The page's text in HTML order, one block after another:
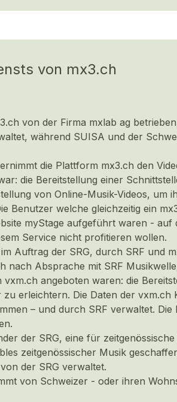
von mx3.ch
von der Firma mxlab ag
während SUISA und der
die Plattform mx3.ch den
die Bereitstellung einer
von Online-Musik-Videos, um
Benutzer welche gleichzeitig ein
myStage aufgeführt waren - auf
Service nicht profitieren wollen.
im Auftrag der SRG, durch SRF und
nach Absprache mit SRF
angeboten waren: die
erleichtern. Die Daten der vxm.ch
– und durch SRF verwaltet.
der SRG, eine für
zeitgenössischer Musik
der SRG verwaltet.
von Schweizer - oder ihren